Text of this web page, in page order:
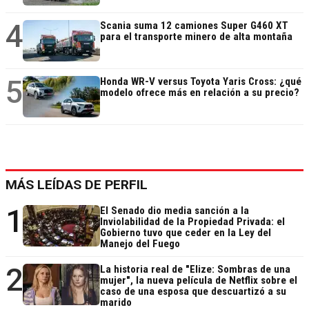
4
Scania suma 12 camiones Super G460 XT
para el transporte minero de alta montaña
5
Honda WR-V versus Toyota Yaris Cross: ¿qué
modelo ofrece más en relación a su precio?
MÁS LEÍDAS DE PERFIL
1
El Senado dio media sanción a la
Inviolabilidad de la Propiedad Privada: el
Gobierno tuvo que ceder en la Ley del
Manejo del Fuego
2
La historia real de "Elize: Sombras de una
mujer", la nueva película de Netflix sobre el
caso de una esposa que descuartizó a su
marido